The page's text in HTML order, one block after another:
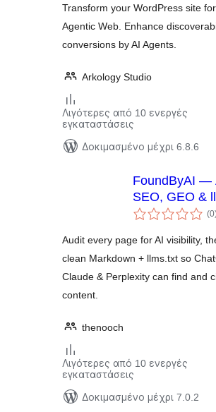
Transform your WordPress site
Agentic Web. Enhance
conversions by AI Agents.
Arkology Studio
Λιγότερες από 10 ενεργές
εγκαταστάσεις
Δοκιμασμένο μέχρι 6.8.6
FoundByAI —
SEO, GEO &
for ChatGPT &(0
Audit every page for AI visibility,
clean Markdown + llms.txt so
Claude & Perplexity can find and
content.
thenooch
Λιγότερες από 10 ενεργές
εγκαταστάσεις
Δοκιμασμένο μέχρι 7.0.2